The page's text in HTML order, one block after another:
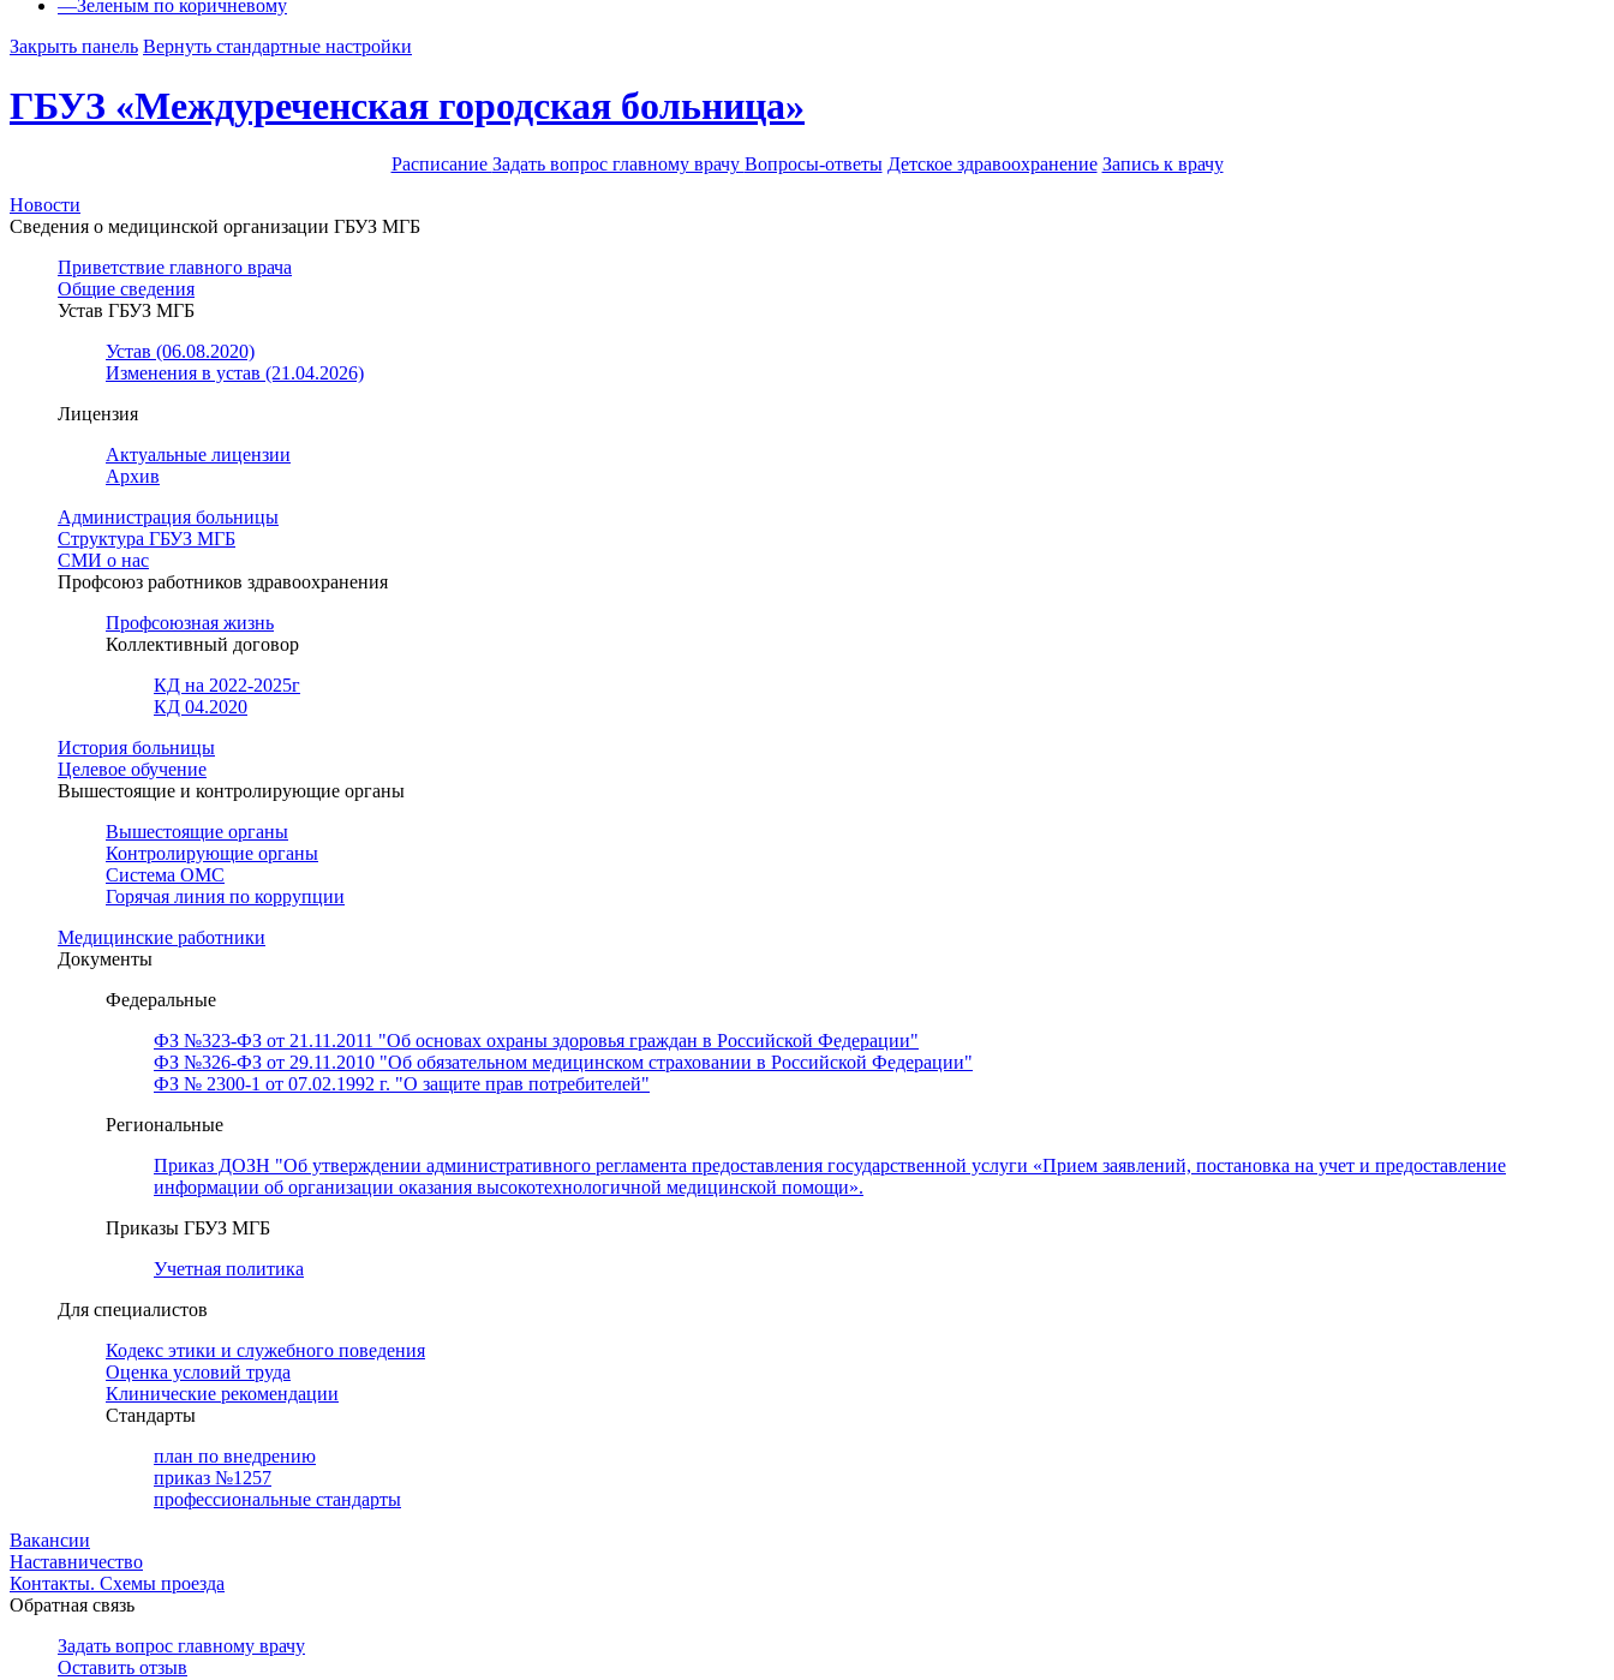
—Зеленым по коричневому
Закрыть панель Вернуть стандартные настройки
ГБУЗ «Междуреченская городская больница»
Расписание Задать вопрос главному врачу Вопросы-ответы Детское здравоохранение Запись к врачу
Новости
Сведения о медицинской организации ГБУЗ МГБ
Приветствие главного врача
Общие сведения
Устав ГБУЗ МГБ
Устав (06.08.2020)
Изменения в устав (21.04.2026)
Лицензия
Актуальные лицензии
Архив
Администрация больницы
Структура ГБУЗ МГБ
СМИ о нас
Профсоюз работников здравоохранения
Профсоюзная жизнь
Коллективный договор
КД на 2022-2025г
КД 04.2020
История больницы
Целевое обучение
Вышестоящие и контролирующие органы
Вышестоящие органы
Контролирующие органы
Система ОМС
Горячая линия по коррупции
Медицинские работники
Документы
Федеральные
ФЗ №323-ФЗ от 21.11.2011 "Об основах охраны здоровья граждан в Российской Федерации"
ФЗ №326-ФЗ от 29.11.2010 "Об обязательном медицинском страховании в Российской Федерации"
ФЗ № 2300-1 от 07.02.1992 г. "О защите прав потребителей"
Региональные
Приказ ДОЗН "Об утверждении административного регламента предоставления государственной услуги «Прием заявлений, постановка на учет и предоставление
информации об организации оказания высокотехнологичной медицинской помощи».
Приказы ГБУЗ МГБ
Учетная политика
Для специалистов
Кодекс этики и служебного поведения
Оценка условий труда
Клинические рекомендации
Cтандарты
план по внедрению
приказ №1257
профессиональные стандарты
Вакансии
Наставничество
Контакты. Схемы проезда
Обратная связь
Задать вопрос главному врачу
Оставить отзыв